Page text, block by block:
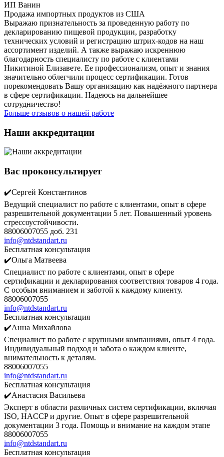
ИП Ванин
Продажа импортных продуктов из США
Выражаю признательность за проведенную работу по
декларированию пищевой продукции, разработку
технических условий и регистрацию штрих-кодов на наш
ассортимент изделий. А также выражаю искреннюю
благодарность специалисту по работе с клиентами
Никитиной Елизавете. Ее профессионализм, опыт и знания
значительно облегчили процесс сертификации. Готов
порекомендовать Вашу организацию как надёжного партнера
в сфере сертификации. Надеюсь на дальнейшее
сотрудничество!
Больше отзывов о нашей работе
Наши аккредитации
Вас проконсультирует
✔️Сергей Константинов
Ведущий специалист по работе с клиентами, опыт в сфере
разрешительной документации 5 лет. Повышенный уровень
стрессоустойчивости.
88006007055 доб. 231
info@ntdstandart.ru
Бесплатная консультация
✔️Ольга Матвеева
Специалист по работе с клиентами, опыт в сфере
сертификации и декларирования соответствия товаров 4 года.
С особым вниманием и заботой к каждому клиенту.
88006007055
info@ntdstandart.ru
Бесплатная консультация
✔️Анна Михайлова
Специалист по работе с крупными компаниями, опыт 4 года.
Индивидуальный подход и забота о каждом клиенте,
внимательность к деталям.
88006007055
info@ntdstandart.ru
Бесплатная консультация
✔️Анастасия Васильева
Эксперт в области различных систем сертификации, включая
ISO, HACCP и другие. Опыт в сфере разрешительной
документации 3 года. Помощь и внимание на каждом этапе
88006007055
info@ntdstandart.ru
Бесплатная консультация